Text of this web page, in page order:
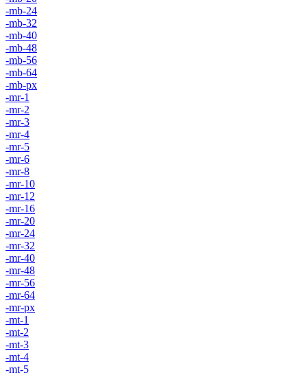
-mb-24
-mb-32
-mb-40
-mb-48
-mb-56
-mb-64
-mb-px
-mr-1
-mr-2
-mr-3
-mr-4
-mr-5
-mr-6
-mr-8
-mr-10
-mr-12
-mr-16
-mr-20
-mr-24
-mr-32
-mr-40
-mr-48
-mr-56
-mr-64
-mr-px
-mt-1
-mt-2
-mt-3
-mt-4
-mt-5